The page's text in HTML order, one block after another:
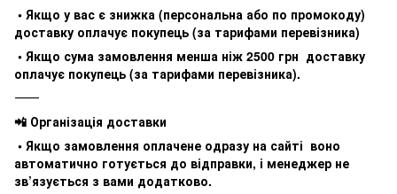
• Якщо у вас є знижка (персональна або по промокоду)
доставку оплачує покупець (за тарифами перевізника)
• Якщо сума замовлення менша ніж 2500 грн доставку
оплачує покупець (за тарифами перевізника).
⸻
📲 Організація доставки
• Якщо замовлення оплачене одразу на сайті воно
автоматично готується до відправки, і менеджер не
зв’язується з вами додатково.